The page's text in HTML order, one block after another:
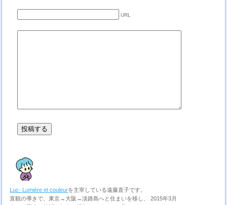
URL
Luc- Lumière et couleurを主宰している遠藤直子です。
直観の導きで、東京→大阪→淡路島へと住まいを移し、 2015年3月